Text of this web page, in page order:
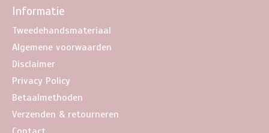
Informatie
Tweedehandsmateriaal
Algemene voorwaarden
Disclaimer
Privacy Policy
Betaalmethoden
Verzenden & retourneren